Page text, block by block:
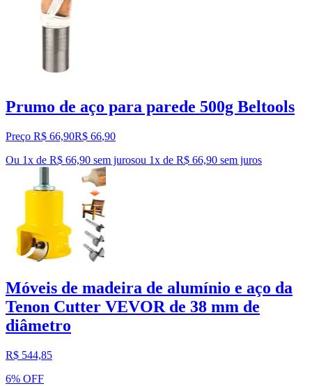
Prumo de aço para parede 500g Beltools
Preço R$ 66,90R$ 66,90
Ou 1x de R$ 66,90 sem jurosou 1x de R$ 66,90 sem juros
Móveis de madeira de alumínio e aço da
Tenon Cutter VEVOR de 38 mm de
diâmetro
R$ 544,85
6% OFF